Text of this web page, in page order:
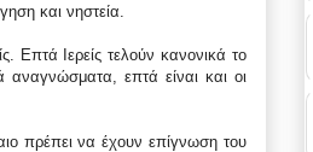
και νηστεία.
Επτά Ιερείς τελούν κανονικά το
αναγνώσματα, επτά είναι και οι
πρέπει να έχουν επίγνωση του